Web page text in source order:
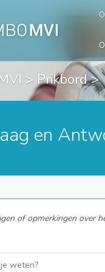
> Prikbord>
en
of opmerkingen over